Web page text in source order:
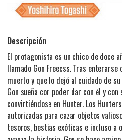
Descripción
El protagonista es un chico de doce
llamado Gon Freecss. Tras enterarse
muerto y que lo dejó al cuidado de
Gon sueña con poder dar con él y
convirtiéndose en Hunter. Los
autorizadas para cazar objetos
tesoros, bestias exóticas e incluso a